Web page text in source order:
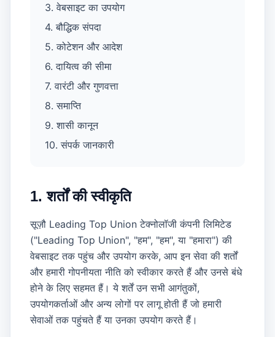
3. वेबसाइट का उपयोग
4. बौद्धिक संपदा
5. कोटेशन और आदेश
6. दायित्व की सीमा
7. वारंटी और गुणवत्ता
8. समाप्ति
9. शासी कानून
10. संपर्क जानकारी
1. शर्तों की स्वीकृति
सूज़ौ Leading Top Union टेक्नोलॉजी कंपनी लिमिटेड
("Leading Top Union", "हम", "हम", या "हमारा") की
वेबसाइट तक पहुंच और उपयोग करके, आप इन सेवा की शर्तों
और हमारी गोपनीयता नीति को स्वीकार करते हैं और उनसे बंधे
होने के लिए सहमत हैं। ये शर्तें उन सभी आगंतुकों,
उपयोगकर्ताओं और अन्य लोगों पर लागू होती हैं जो हमारी
सेवाओं तक पहुंचते हैं या उनका उपयोग करते हैं।